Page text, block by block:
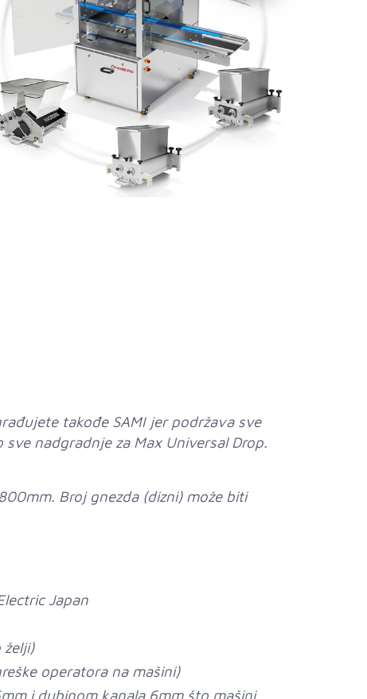
takođe SAMI jer podržava sve
nadgradnje za Max Universal Drop.
Broj gnezda (dizni) može biti
Japan
želji)
operatora na mašini)
i dubinom kanala 6mm što mašini